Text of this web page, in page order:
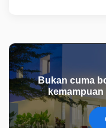
Bukan cuma
kemampuan